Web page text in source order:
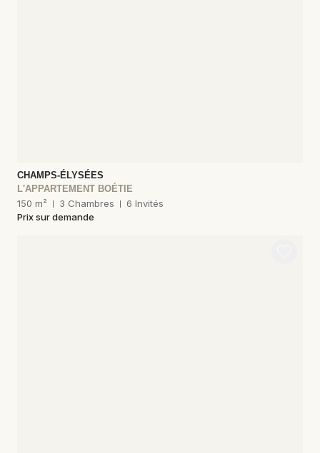
CHAMPS-ÉLYSÉES
L'APPARTEMENT BOÉTIE
150 m² 3 Chambres
6 Invités
Prix sur demande